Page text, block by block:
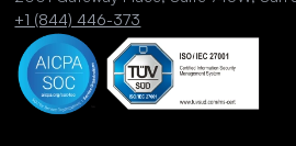
+1 (844) 446-373